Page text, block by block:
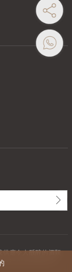
供應令人醺醉的酒類
not be sold or